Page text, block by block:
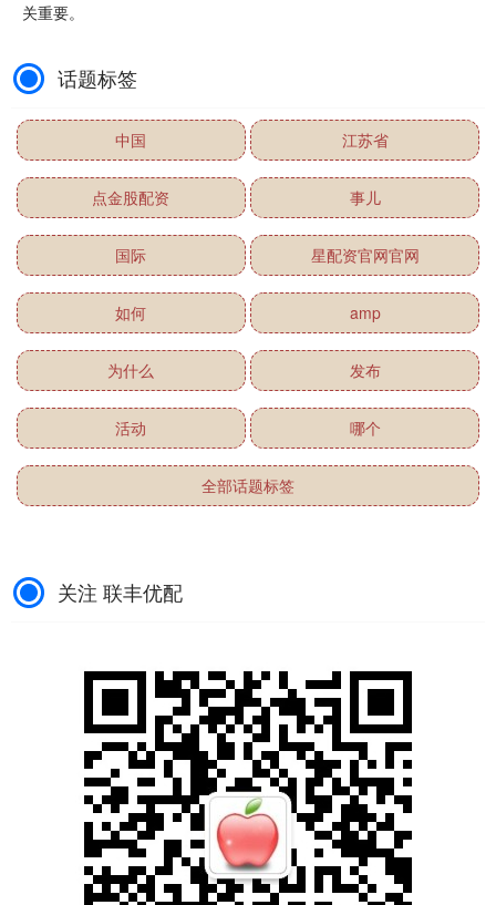
关重要。
话题标签
中国 江苏省
点金股配资 事儿
国际 星配资官网官网
如何 amp
为什么 发布
活动 哪个
全部话题标签
关注 联丰优配